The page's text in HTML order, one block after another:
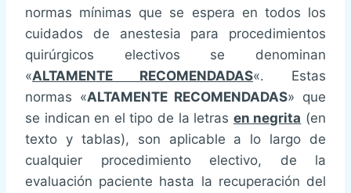
normas mínimas que se espera en todos los
cuidados de anestesia para procedimientos
quirúrgicos electivos se denominan
«ALTAMENTE RECOMENDADAS«. Estas
normas «ALTAMENTE RECOMENDADAS» que
se indican en el tipo de la letras en negrita (en
texto y tablas), son aplicable a lo largo de
cualquier procedimiento electivo, de la
evaluación paciente hasta la recuperación del